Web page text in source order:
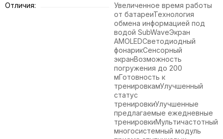
Отличия:
Увеличенное время работы
от батареиТехнология
обмена информацией под
водой SubWaveЭкран
AMOLEDСветодиодный
фонарикСенсорный
экранВозможность
погружения до 200
мГотовность к
тренировкамУлучшенный
статус
тренировкиУлучшенные
предлагаемые ежедневные
тренировкиМультичастотный
многосистемный модуль